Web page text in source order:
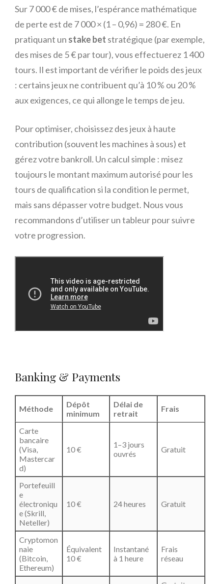
Sur 7 000 € de mises, l’espérance mathématique
de perte est de 7 000 × (1 – 0,96) = 280 €. En
pratiquant un stake bet stratégique (par exemple,
des mises de 5 € par tour), vous effectuerez 1 400
tours. Il est important de vérifier le poids des jeux
: certains jeux ne contribuent qu’à 10 % ou 20 %
aux exigences, ce qui allonge le temps de jeu.
Pour optimiser, choisissez des jeux à haute
contribution (souvent les machines à sous) et
gérez votre bankroll. Un calcul simple : misez
toujours le montant maximum autorisé pour les
tours de qualification si la condition le permet,
mais sans dépasser votre budget. Nous vous
recommandons d’utiliser un tableur pour suivre
votre progression.
Banking & Payments
Méthode
Dépôt
minimum
Délai de
retrait
Frais
Carte
bancaire
(Visa,
Mastercar
d)
10 €
1–3 jours
ouvrés
Gratuit
Portefeuill
e
électroniqu
e (Skrill,
Neteller)
10 € 24 heures Gratuit
Cryptomon
naie
(Bitcoin,
Ethereum)
Équivalent
10 €
Instantané
à 1 heure
Frais
réseau